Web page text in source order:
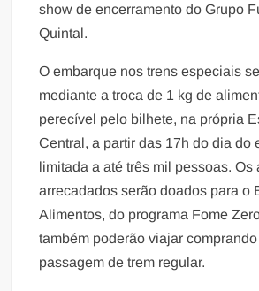
show de encerramento do Grupo
Quintal.
O embarque nos trens especiais
mediante a troca de 1 kg de
perecível pelo bilhete, na própria
Central, a partir das 17h do dia do
limitada a até três mil pessoas. Os
arrecadados serão doados para o
Alimentos, do programa Fome
também poderão viajar
passagem de trem regular.